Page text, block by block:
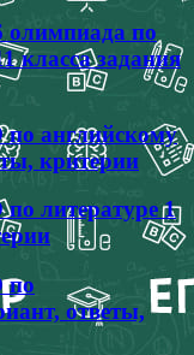
олимпиада по
класса задания
английскому
критерии
литературе 1
по
ответы,